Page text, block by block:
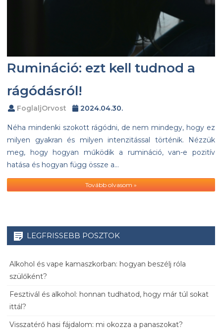
Rumináció: ezt kell tudnod a
rágódásról!
FoglaljOrvost 2024.04.30.
Néha mindenki szokott rágódni, de nem mindegy, hogy ez
milyen gyakran és milyen intenzitással történik. Nézzük
meg, hogy hogyan működik a rumináció, van-e pozitív
hatása és hogyan függ össze a…
Tovább olvasom »
LEGFRISSEBB POSZTOK
Alkohol és vape kamaszkorban: hogyan beszélj róla
szülőként?
Fesztivál és alkohol: honnan tudhatod, hogy már túl sokat
ittál?
Visszatérő hasi fájdalom: mi okozza a panaszokat?